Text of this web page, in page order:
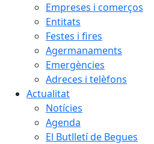
Empreses i comerços
Entitats
Festes i fires
Agermanaments
Emergències
Adreces i telèfons
Actualitat
Notícies
Agenda
El Butlletí de Begues